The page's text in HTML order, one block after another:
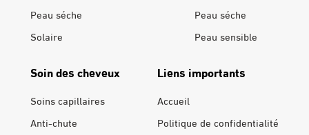
Peau séche
Solaire
Peau séche
Peau sensible
Soin des cheveux
Soins capillaires
Anti-chute
Liens importants
Accueil
Politique de confidentialité